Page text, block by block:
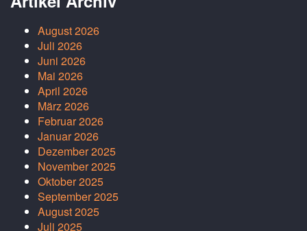
August 2026
Juli 2026
Juni 2026
Mai 2026
April 2026
März 2026
Februar 2026
Januar 2026
Dezember 2025
November 2025
Oktober 2025
September 2025
August 2025
Juli 2025